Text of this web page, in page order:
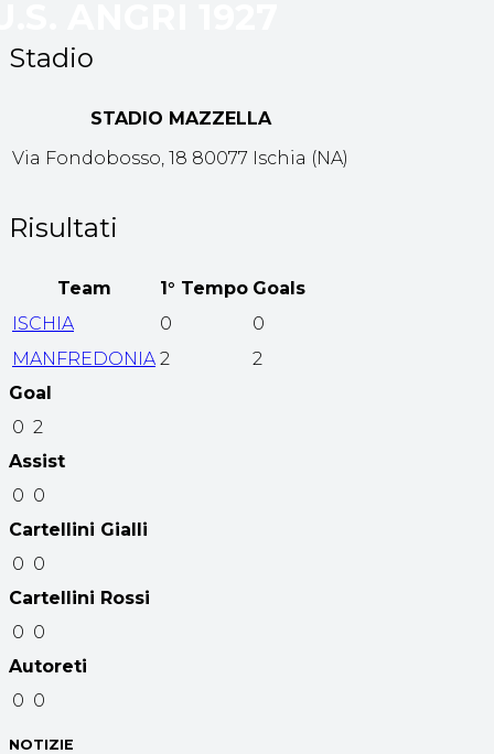
Stadio
STADIO MAZZELLA
Via Fondobosso, 18 80077 Ischia (NA)
Risultati
Team 1° Tempo Goals
ISCHIA
0
0
MANFREDONIA 2
2
Goal
0 2
Assist
0 0
Cartellini Gialli
0 0
Cartellini Rossi
0 0
Autoreti
0 0
NOTIZIE